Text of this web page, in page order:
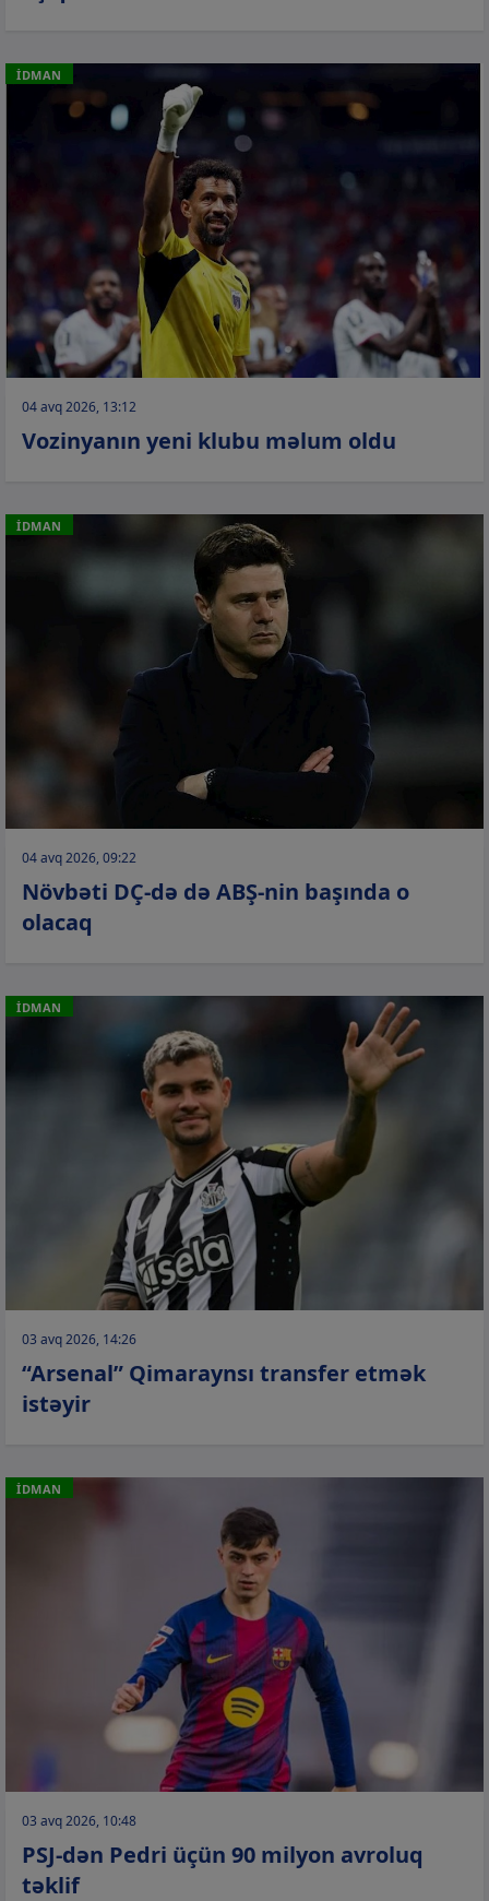
İDMAN
04 avq 2026, 13:12
Vozinyanın yeni klubu məlum oldu
İDMAN
04 avq 2026, 09:22
Növbəti DÇ-də də ABŞ-nin başında o
olacaq
İDMAN
03 avq 2026, 14:26
“Arsenal” Qimaraynsı transfer etmək
istəyir
İDMAN
03 avq 2026, 10:48
PSJ-dən Pedri üçün 90 milyon avroluq
təklif